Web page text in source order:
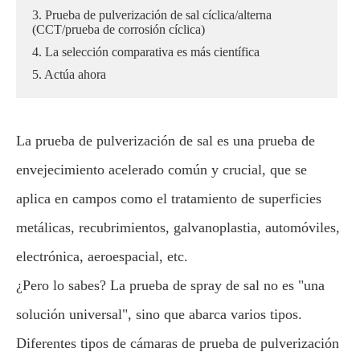
3. Prueba de pulverización de sal cíclica/alterna
(CCT/prueba de corrosión cíclica)
4. La selección comparativa es más científica
5. Actúa ahora
La prueba de pulverización de sal es una prueba de
envejecimiento acelerado común y crucial, que se
aplica en campos como el tratamiento de superficies
metálicas, recubrimientos, galvanoplastia, automóviles,
electrónica, aeroespacial, etc.
¿Pero lo sabes? La prueba de spray de sal no es "una
solución universal", sino que abarca varios tipos.
Diferentes tipos de cámaras de prueba de pulverización